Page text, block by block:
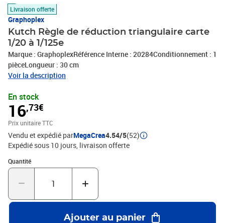
Livraison offerte
Graphoplex
Kutch Règle de réduction triangulaire carte
1/20 à 1/125e
Marque : GraphoplexRéférence Interne : 20284Conditionnement : 1
pièceLongueur : 30 cm
Voir la description
En stock
16,73€
Prix unitaire TTC
Vendu et expédié parMegaCrea4.54/5(52)
Expédié sous 10 jours livraison offerte
Quantité
Quantité : 1
Ajouter au panier